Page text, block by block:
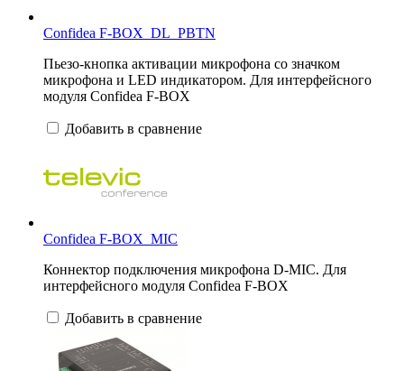
Confidea F-BOX_DL_PBTN
Пьезо-кнопка активации микрофона со значком
микрофона и LED индикатором. Для интерфейсного
модуля Confidea F-BOX
Добавить в сравнение
Confidea F-BOX_MIC
Коннектор подключения микрофона D-MIC. Для
интерфейсного модуля Confidea F-BOX
Добавить в сравнение